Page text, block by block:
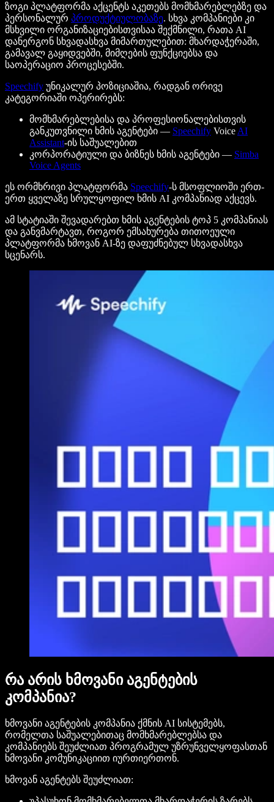
ზოგი პლატფორმა აქცენტს აკეთებს მომხმარებლებზე და
პერსონალურ პროდუქტიულობაზე. სხვა კომპანიები კი
მსხვილი ორგანიზაციებისთვისაა შექმნილი, რათა AI
დანერგონ სხვადასხვა მიმართულებით: მხარდაჭერაში,
გამავალ გაყიდვებში, მიმღების ფუნქციებსა და
საოპერაციო პროცესებში.
Speechify უნიკალურ პოზიციაშია, რადგან ორივე
კატეგორიაში ოპერირებს:
მომხმარებლებისა და პროფესიონალებისთვის
განკუთვნილი ხმის აგენტები — Speechify Voice AI
Assistant-ის საშუალებით
კორპორატიული და ბიზნეს ხმის აგენტები — Simba
Voice Agents
ეს ორმხრივი პლატფორმა Speechify-ს მსოფლიოში ერთ-
ერთ ყველაზე სრულყოფილ ხმის AI კომპანიად აქცევს.
ამ სტატიაში შევადარებთ ხმის აგენტების ტოპ 5 კომპანიას
და განვმარტავთ, როგორ ემსახურება თითოეული
პლატფორმა ხმოვან AI-ზე დაფუძნებულ სხვადასხვა
სცენარს.
რა არის ხმოვანი აგენტების
კომპანია?
ხმოვანი აგენტების კომპანია ქმნის AI სისტემებს,
რომელთა საშუალებითაც მომხმარებლებსა და
კომპანიებს შეუძლიათ პროგრამულ უზრუნველყოფასთან
ხმოვანი კომუნიკაციით იურთიერთონ.
ხმოვან აგენტებს შეუძლიათ: